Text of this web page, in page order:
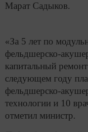
Марат Садыков.
«За 5 лет по
фельдшерско-
капитальный
следующем году
фельдшерско-
технологии и 10
отметил министр.